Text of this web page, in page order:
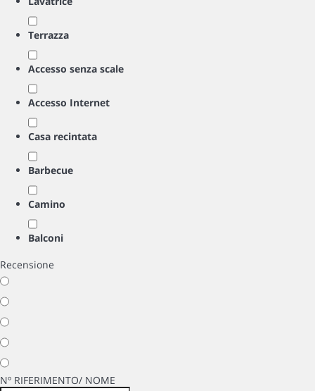
Terrazza
Accesso senza scale
Accesso Internet
Casa recintata
Barbecue
Camino
Balconi
Recensione
Nº RIFERIMENTO/ NOME